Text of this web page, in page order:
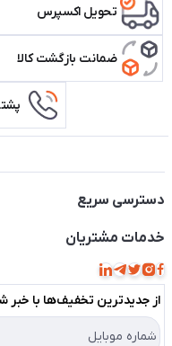
تحویل اکسپرس
ضمانت بازگشت کالا
دسترسی سریع
حساب کاربری
مجله فروشگاه
لیست محصولات
درباره ما
خدمات مشتریان
قوانین و مقررات
حریم خصوصی
راهنما
از جدید‌ترین تخفیف‌ها با‌ خبر